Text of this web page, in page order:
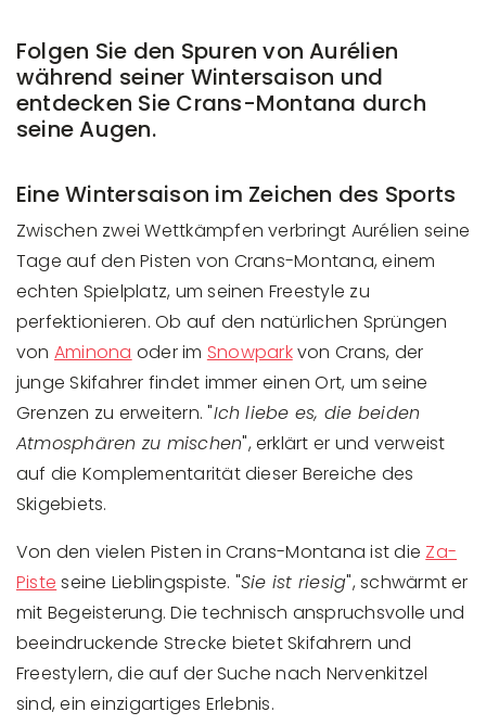
Folgen Sie den Spuren von Aurélien
während seiner Wintersaison und
entdecken Sie Crans-Montana durch
seine Augen.
Eine Wintersaison im Zeichen des Sports
Zwischen zwei Wettkämpfen verbringt Aurélien seine
Tage auf den Pisten von Crans-Montana, einem
echten Spielplatz, um seinen Freestyle zu
perfektionieren. Ob auf den natürlichen Sprüngen
von Aminona oder im Snowparkvon Crans, der
junge Skifahrer findet immer einen Ort, um seine
Grenzen zu erweitern. "Ich liebe es, die beiden
Atmosphären zu mischen", erklärt er und verweist
auf die Komplementarität dieser Bereiche des
Skigebiets.
Von den vielen Pisten in Crans-Montana ist die Za-
Piste seine Lieblingspiste. "Sie ist riesig", schwärmt er
mit Begeisterung. Die technisch anspruchsvolle und
beeindruckende Strecke bietet Skifahrern und
Freestylern, die auf der Suche nach Nervenkitzel
sind, ein einzigartiges Erlebnis.